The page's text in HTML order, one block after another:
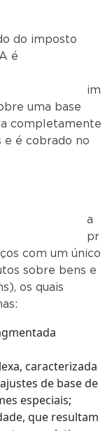
do imposto
é
uma base
completamente
e é cobrado no
com um único
sobre bens e
os quais
caracterizada
de base de
especiais;
que resultam